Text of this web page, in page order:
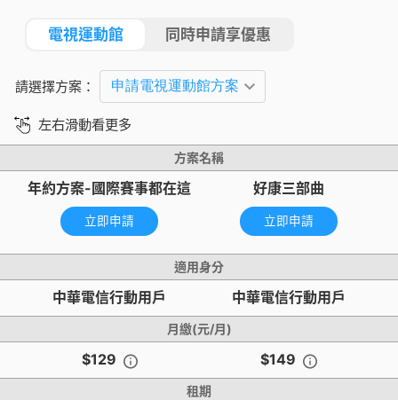
電視運動館 同時申請享優惠
請選擇方案：
左右滑動看更多
方案名稱
適用身分
月繳(元/月)
租期
年約方案-國際賽事都在這
立即申請
中華電信行動用戶
$129
好康三部曲
立即申請
中華電信行動用戶
$149